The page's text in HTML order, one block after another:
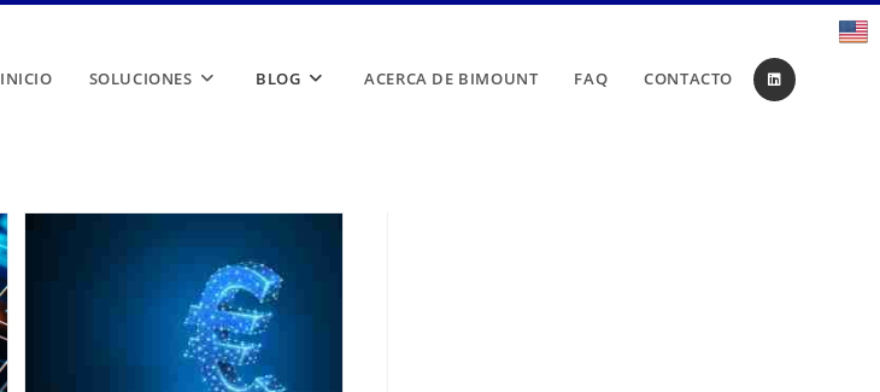
INICIO SOLUCIONES BLOG ACERCA DE BIMOUNT FAQ CONTACTO